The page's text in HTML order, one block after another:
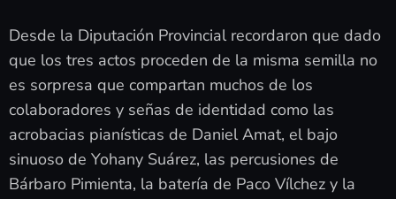
Desde la Diputación Provincial recordaron que dado
que los tres actos proceden de la misma semilla no
es sorpresa que compartan muchos de los
colaboradores y señas de identidad como las
acrobacias pianísticas de Daniel Amat, el bajo
sinuoso de Yohany Suárez, las percusiones de
Bárbaro Pimienta, la batería de Paco Vílchez y la